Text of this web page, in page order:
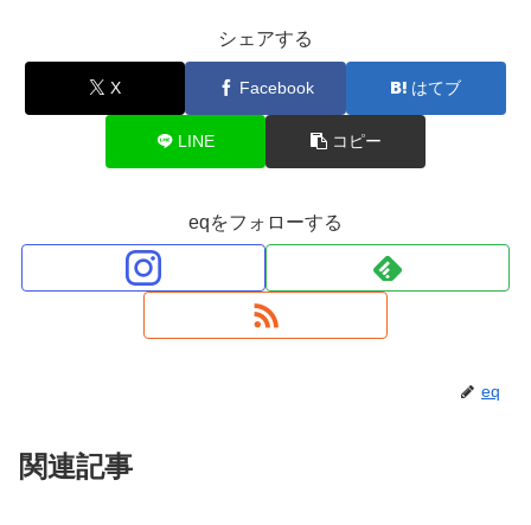
シェアする
X Facebook はてブ
LINE コピー
eqをフォローする
eq
関連記事